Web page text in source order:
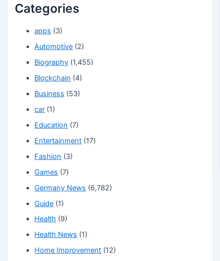
Categories
apps (3)
Automotive (2)
Biography (1,455)
Blockchain (4)
Business (53)
car (1)
Education (7)
Entertainment (17)
Fashion (3)
Games (7)
Germany News (6,782)
Guide (1)
Health (9)
Health News (1)
Home Improvement (12)